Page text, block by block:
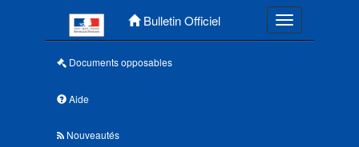
Bulletin Officiel Toggle
Documents opposables
Aide
Nouveautés